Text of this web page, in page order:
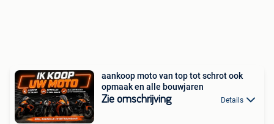
aankoop moto van top tot schrot ook
opmaak en alle bouwjaren
Zie omschrijving Details